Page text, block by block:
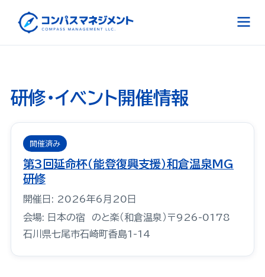
研修・イベント開催情報
開催済み
第3回延命杯（能登復興支援）和倉温泉MG
研修
開催日: 2026年6月20日
会場: 日本の宿 のと楽（和倉温泉）〒926-0178
石川県七尾市石崎町香島1-14